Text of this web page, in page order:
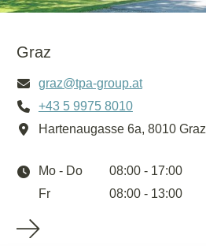
Graz
graz@tpa-group.at
+43 5 9975 8010
Hartenaugasse 6a, 8010 Graz
Mo - Do
08:00 - 17:00
Fr
08:00 - 13:00